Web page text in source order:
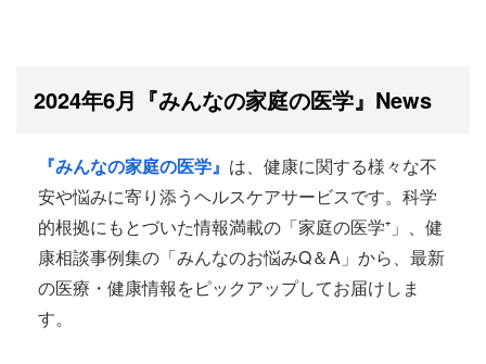
2024年6月『みんなの家庭の医学』 News
『みんなの家庭の医学』 は、健康に関する様々な不
安や悩みに寄り添うヘルスケアサービスです。科学
的根拠にもとづいた情報満載の「家庭の医学⁺」、健
康相談事例集の「みんなのお悩みQ＆A」から、最新
の医療・健康情報をピックアップしてお届けしま
す。